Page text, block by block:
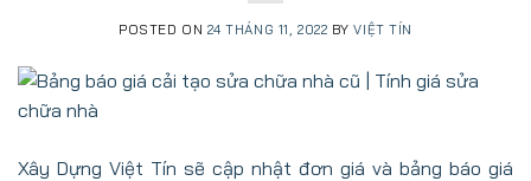
POSTED ON 24 THÁNG 11, 2022 BYVIỆT TÍN
Xây Dựng Việt Tín sẽ cập nhật đơn giá và bảng báo giá